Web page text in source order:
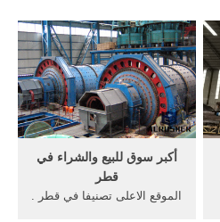
كمواسرجي متنقل يحمل عِدة
السباكة معه حيثما ذهب، وبذلك
يختلف كل عرض بحسب
الشخص المُعلن وما يقدمه لك
من خدمات فوريّة. ...
أكبر سوق للبيع والشراء في
قطر
الموقع الاعلى تصنيفا في قطر .